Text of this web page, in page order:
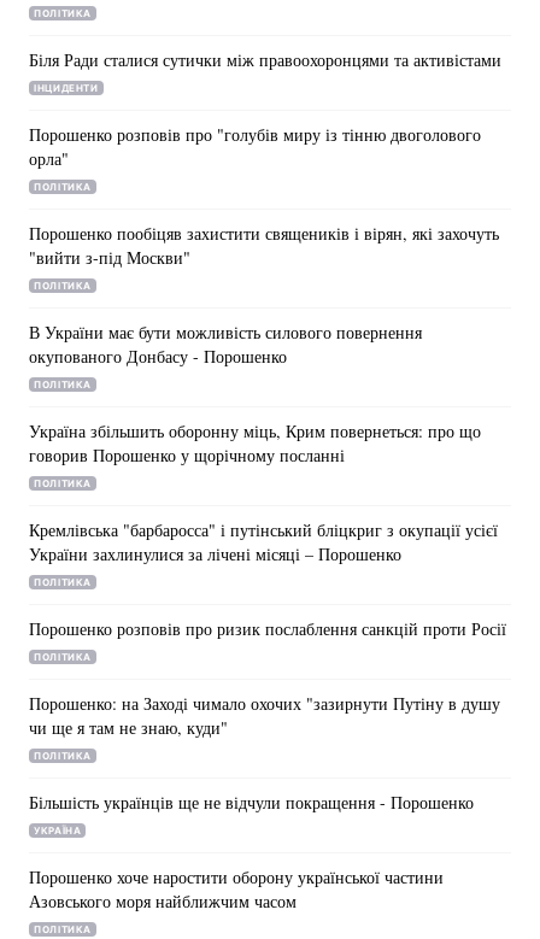
Україна Політика
Спорт
Техно і зв'язок Лайт
Зброя
Здоров'я
Цікавинки Погода
Екологія
ПОЛІТИКА
Біля Ради сталися сутички між правоохоронцями та активістами
ІНЦИДЕНТИ
Порошенко розповів про "голубів миру із тінню двоголового
орла"
ПОЛІТИКА
Порошенко пообіцяв захистити священиків і вірян, які захочуть
"вийти з-під Москви"
ПОЛІТИКА
В України має бути можливість силового повернення
окупованого Донбасу - Порошенко
ПОЛІТИКА
Україна збільшить оборонну міць, Крим повернеться: про що
говорив Порошенко у щорічному посланні
ПОЛІТИКА
Кремлівська "барбаросса" і путінський бліцкриг з окупації усієї
України захлинулися за лічені місяці – Порошенко
ПОЛІТИКА
Порошенко розповів про ризик послаблення санкцій проти Росії
ПОЛІТИКА
Порошенко: на Заході чимало охочих "зазирнути Путіну в душу
чи ще я там не знаю, куди"
ПОЛІТИКА
Більшість українців ще не відчули покращення - Порошенко
УКРАЇНА
Порошенко хоче наростити оборону української частини
Азовського моря найближчим часом
ПОЛІТИКА